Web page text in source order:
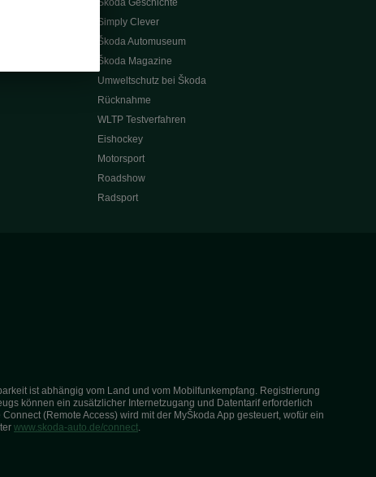
Škoda Geschichte
Simply Clever
Škoda Automuseum
Škoda Magazine
Umweltschutz bei Škoda
Rücknahme
WLTP Testverfahren
Eishockey
Motorsport
Roadshow
Radsport
ist abhängig vom Land und vom Mobilfunkempfang. Registrierung
können ein zusätzlicher Internetzugang und Datentarif erforderlich
(Remote Access) wird mit der MyŠkoda App gesteuert, wofür ein
www.skoda-auto.de/connect.